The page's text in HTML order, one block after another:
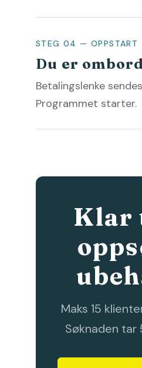
STEG 04 — OPPSTART
Du er ombord
Betalingslenke
Programmet starter.
Klar
Maks 15
Søknaden tar